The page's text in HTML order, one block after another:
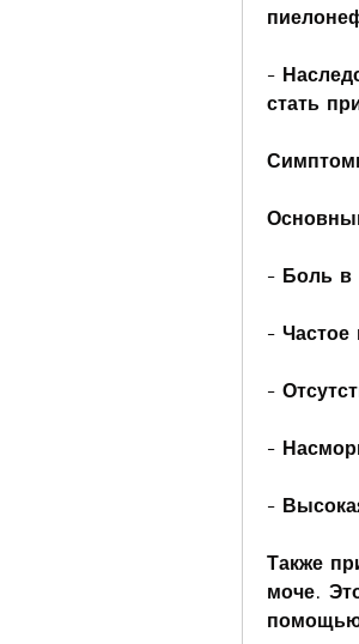
-
стать
- Боль в
- Частое
-
-
-
Также
моче.
помощью